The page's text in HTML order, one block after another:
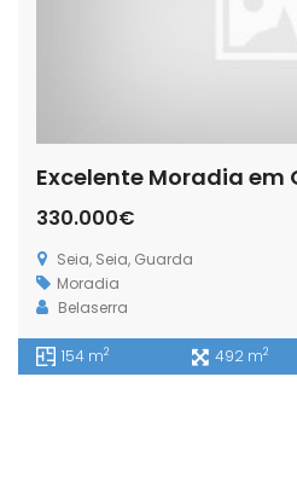
Excelente Moradia em
330.000€
Seia, Seia, Guarda
Moradia
Belaserra
154 m2 492 m2